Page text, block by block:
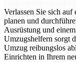
Verlassen Sie sich
planen und
Ausrüstung und
Umzugshelfern sorgt
Umzug reibungslos
Einrichten in Ihrem